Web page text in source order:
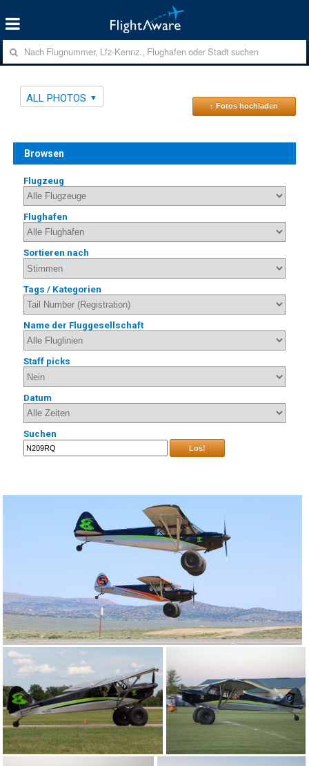
ALL PHOTOS
↑ Fotos hochladen
Browsen
Flugzeug
Flughafen
Sortieren nach
Tags / Kategorien
Name der Fluggesellschaft
Staff picks
Datum
Suchen
Los!